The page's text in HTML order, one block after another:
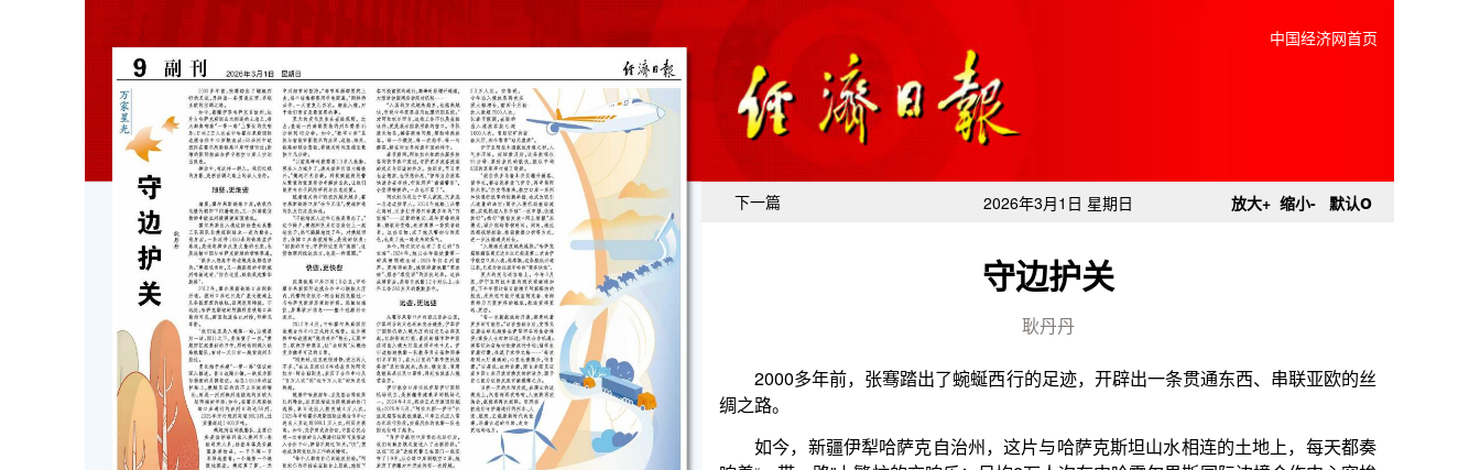
中国经济网首页
下一篇 2026年3月1日 星期日 放大+ 缩小- 默认o
守边护关
耿丹丹
2000多年前，张骞踏出了蜿蜒西行的足迹，开辟出一条贯通东西、串联亚欧的丝
绸之路。
如今，新疆伊犁哈萨克自治州，这片与哈萨克斯坦山水相连的土地上，每天都奏
响着“一带一路”上繁忙的交响乐：日均2万人次在中哈霍尔果斯国际边境合作中心穿梭
流动；60余列中欧班列在霍尔果斯铁路口岸呼啸而过；新增的国际航班在伊宁航空口
岸上空划出弧线。